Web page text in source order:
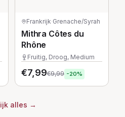
Frankrijk·Grenache/Syrah
Mithra Côtes du
Rhône
Fruitig, Droog, Medium
€7,99€9,99 -20%
alles →